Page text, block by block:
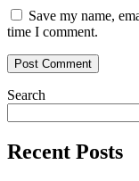
Save my name,
time I comment.
Search
Recent Posts